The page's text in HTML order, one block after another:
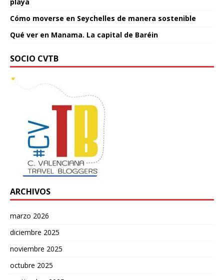
Cómo moverse en Seychelles de manera sostenible
Qué ver en Manama. La capital de Baréin
SOCIO CVTB
ARCHIVOS
marzo 2026
diciembre 2025
noviembre 2025
octubre 2025